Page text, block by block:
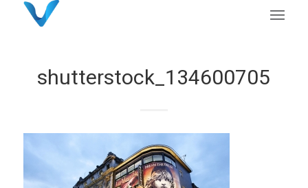
shutterstock_134600705